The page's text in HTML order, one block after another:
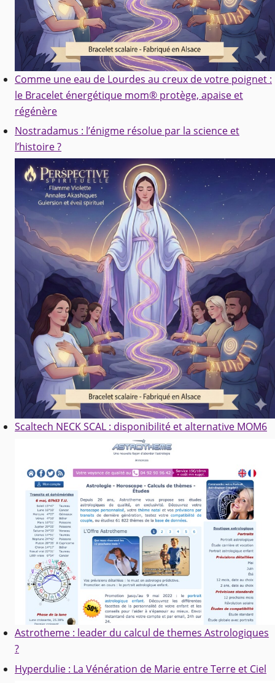
Comme une eau de Lourdes au creux de votre poignet :
le Bracelet énergétique mom® protège, apaise et
régénère
Nostradamus : l’énigme résolue par la science et
l’histoire ?
Scaltech NECK SCAL : disponibilité et alternative MOM6
Astrotheme : leader du calcul de themes Astrologiques
?
Hyperdulie : La Vénération de Marie entre Terre et Ciel